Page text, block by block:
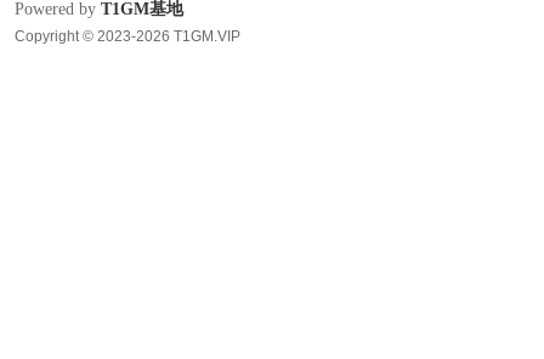
Powered by T1GM基地
Copyright © 2023-2026 T1GM.VIP